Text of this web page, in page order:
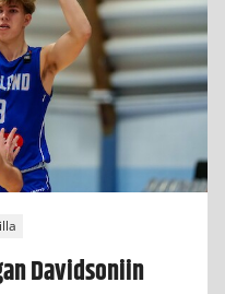
Davidsoniin